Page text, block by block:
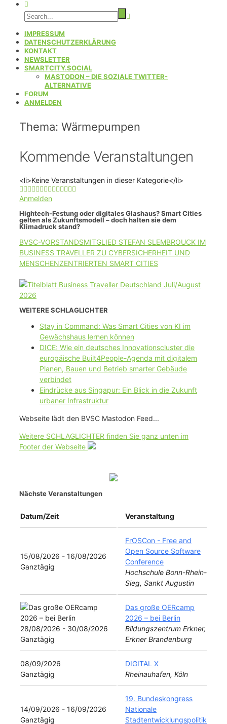
IMPRESSUM
DATENSCHUTZERKLÄRUNG
KONTAKT
NEWSLETTER
SMARTCITY.SOCIAL
MASTODON – DIE SOZIALE TWITTER-
ALTERNATIVE
FORUM
ANMELDEN
Thema: Wärmepumpen
Kommende Veranstaltungen
<li>Keine Veranstaltungen in dieser Kategorie</li>
Anmelden
Hightech-Festung oder digitales Glashaus? Smart Cities
gelten als Zukunftsmodell – doch halten sie dem
Klimadruck stand?
BVSC-VORSTANDSMITGLIED STEFAN SLEMBROUCK IM
BUSINESS TRAVELLER ZU CYBERSICHERHEIT UND
MENSCHENZENTRIERTEN SMART CITIES
WEITERE SCHLAGLICHTER
Stay in Command: Was Smart Cities von KI im
Gewächshaus lernen können
DICE: Wie ein deutsches Innovationscluster die
europäische Built4People-Agenda mit digitalem
Planen, Bauen und Betrieb smarter Gebäude
verbindet
Eindrücke aus Singapur: Ein Blick in die Zukunft
urbaner Infrastruktur
Webseite lädt den BVSC Mastodon Feed...
Weitere SCHLAGLICHTER finden Sie ganz unten im
Footer der Webseite
Nächste Veranstaltungen
Datum/Zeit Veranstaltung
15/08/2026 - 16/08/2026
Ganztägig
FrOSCon - Free and
Open Source Software
Conference
Hochschule Bonn-Rhein-
Sieg, Sankt Augustin
28/08/2026 - 30/08/2026
Ganztägig
Das große OERcamp
2026 – bei Berlin
Bildungszentrum Erkner,
Erkner Brandenburg
08/09/2026
Ganztägig
DIGITAL X
Rheinauhafen, Köln
14/09/2026 - 16/09/2026
Ganztägig
19. Bundeskongress
Nationale
Stadtentwicklungspolitik